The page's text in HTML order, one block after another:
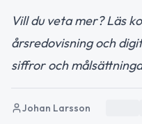
Vill du veta mer? Läs
årsredovisning och
siffror och
Johan Larsson